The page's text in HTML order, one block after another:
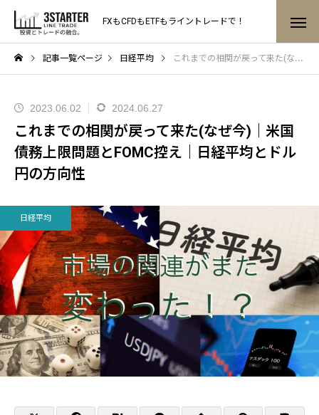
FXもCFDもETFもライントレードで！
記事一覧ページ 日経平均 これまでの相関が戻って来た(なぜ今)｜米国債務上限問題とFOMC控え｜日経平均とドル円の方向性
2023.06.02 2024.06.27
これまでの相関が戻って来た(なぜ今)｜米国
債務上限問題とFOMC控え｜日経平均とドル
円の方向性
日経平均